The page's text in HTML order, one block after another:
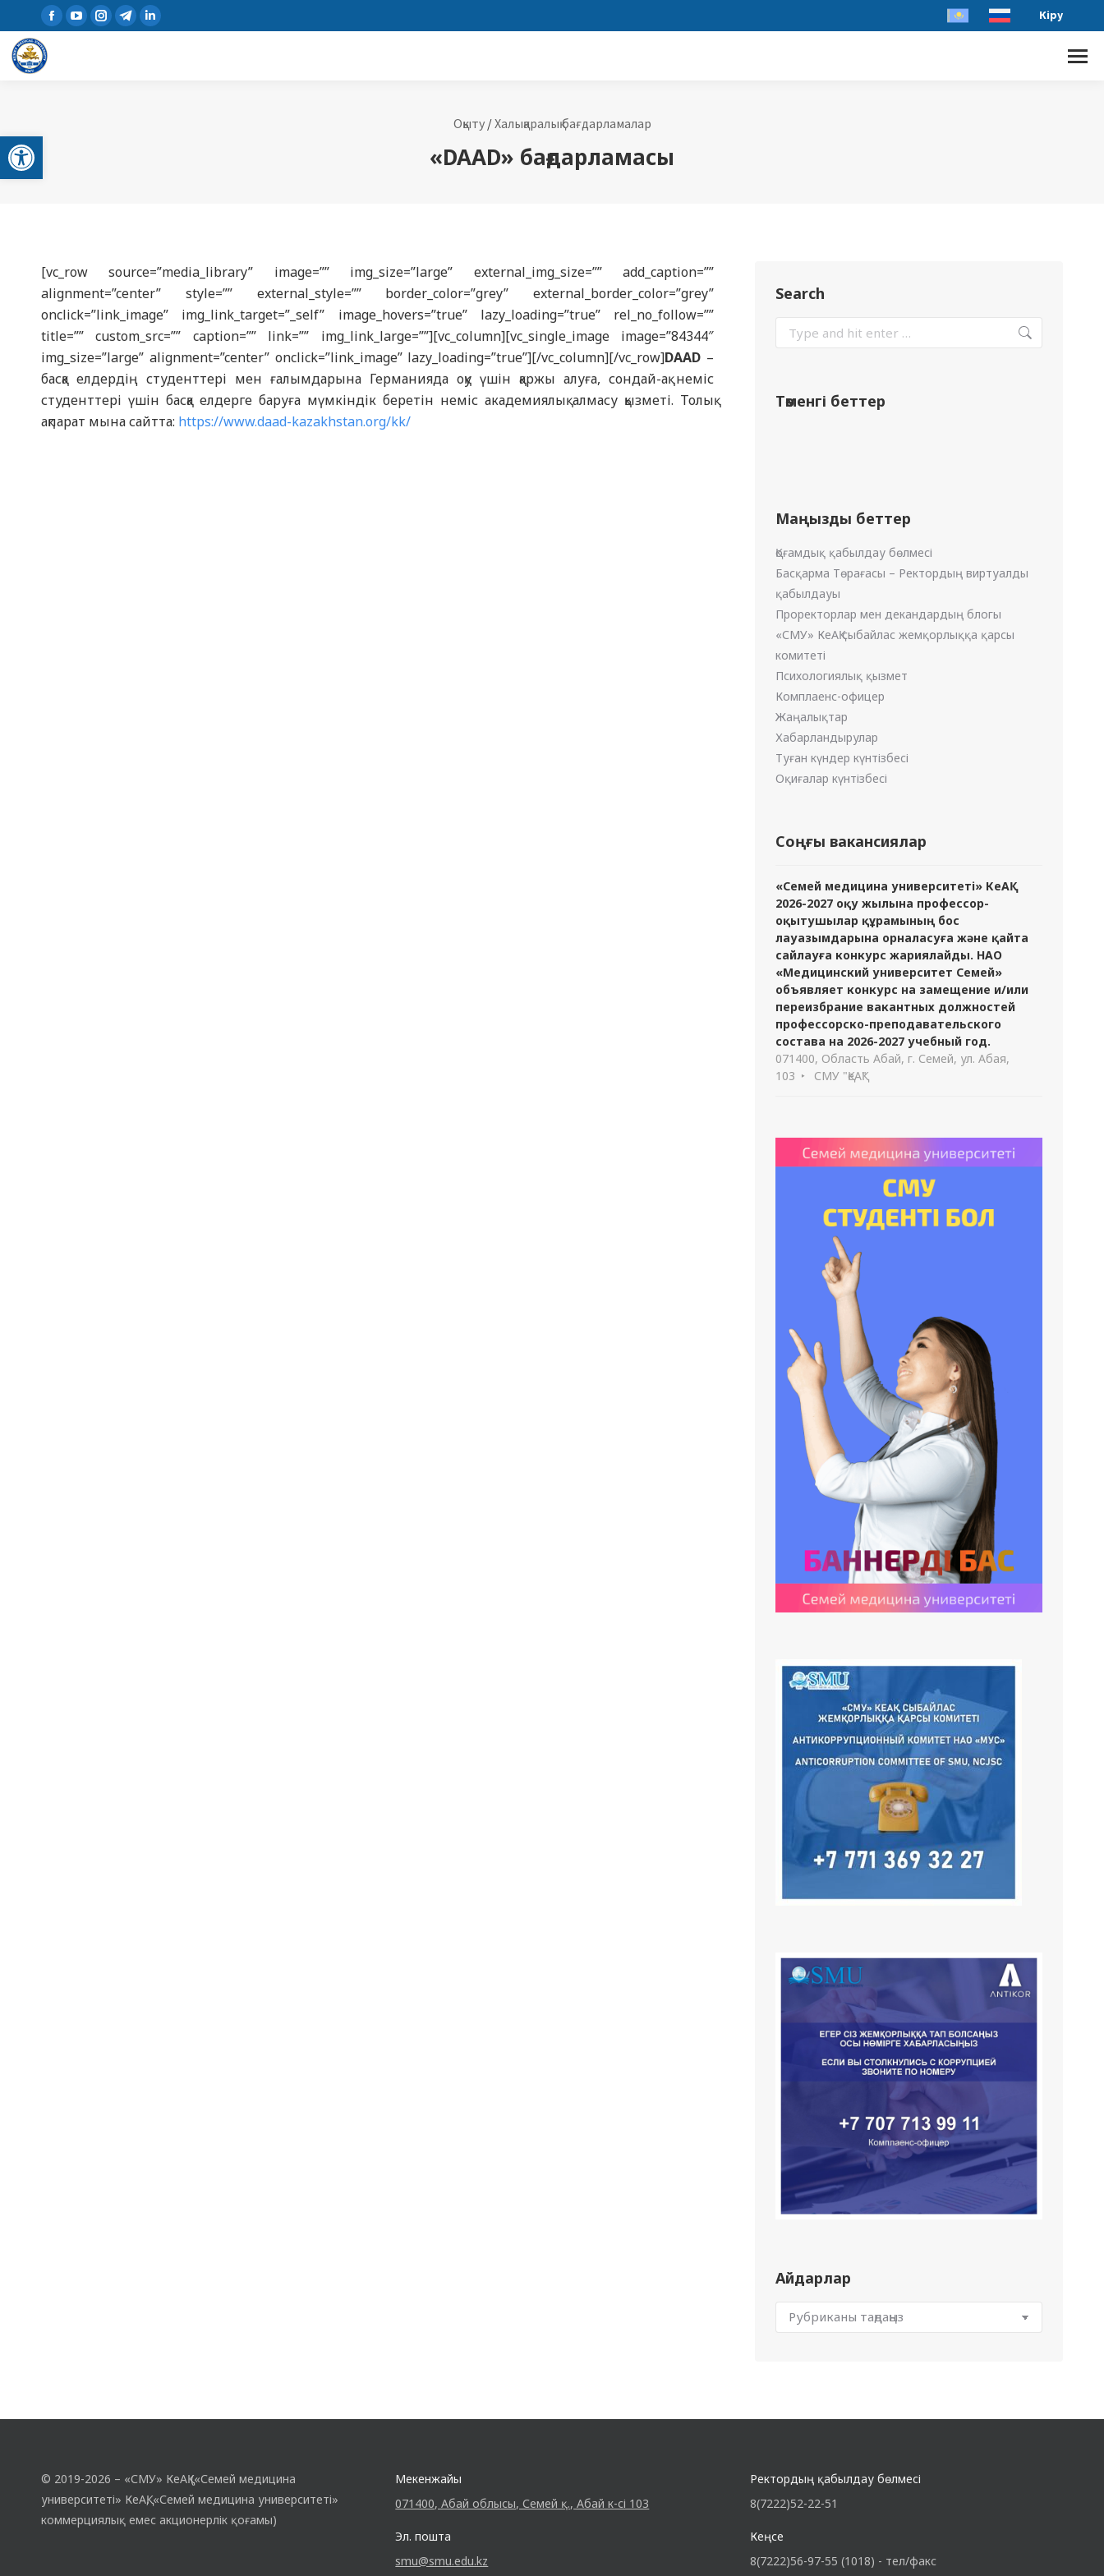
Open toolbar
Кіру
Оқыту/Халықаралық бағдарламалар
«DAAD» бағдарламасы
[vc_row source=”media_library” image=”” img_size=”large” external_img_size=”” add_caption=””
alignment=”center” style=”” external_style=”” border_color=”grey” external_border_color=”grey”
onclick=”link_image” img_link_target=”_self” image_hovers=”true” lazy_loading=”true” rel_no_follow=””
title=”” custom_src=”” caption=”” link=”” img_link_large=””][vc_column][vc_single_image image=”84344″
img_size=”large” alignment=”center” onclick=”link_image” lazy_loading=”true”][/vc_column][/vc_row]DAAD –
басқа елдердің студенттері мен ғалымдарына Германияда оқу үшін қаржы алуға, сондай-ақ неміс
студенттері үшін басқа елдерге баруға мүмкіндік беретін неміс академиялық алмасу қызметі. Толық
ақпарат мына сайтта: https://www.daad-kazakhstan.org/kk/
Search
Төменгі беттер
Маңызды беттер
Қоғамдық қабылдау бөлмесі
Басқарма Төрағасы – Ректордың виртуалды
қабылдауы
Проректорлар мен декандардың блогы
«СМУ» КеАҚ сыбайлас жемқорлыққа қарсы
комитеті
Психологиялық қызмет
Комплаенс-офицер
Жаңалықтар
Хабарландырулар
Туған күндер күнтізбесі
Оқиғалар күнтізбесі
Соңғы вакансиялар
«Семей медицина университеті» КеАҚ
2026-2027 оқу жылына профессор-
оқытушылар құрамының бос
лауазымдарына орналасуға және қайта
сайлауға конкурс жариялайды. НАО
«Медицинский университет Семей»
объявляет конкурс на замещение и/или
переизбрание вакантных должностей
профессорско-преподавательского
состава на 2026-2027 учебный год.
071400, Область Абай, г. Семей, ул. Абая,
103
СМУ "ҚеАҚ"
Айдарлар
© 2019-2026 – «СМУ» КеАҚ («Семей медицина
университеті» КеАҚ, «Семей медицина университеті»
коммерциялық емес акционерлік қоғамы)
Мекенжайы
071400, Абай облысы, Семей қ., Абай к-сі 103
Эл. пошта
smu@smu.edu.kz
Ректордың қабылдау бөлмесі
8(7222)52-22-51
Кеңсе
8(7222)56-97-55 (1018) - тел/факс